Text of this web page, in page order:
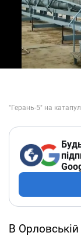
В Орловській